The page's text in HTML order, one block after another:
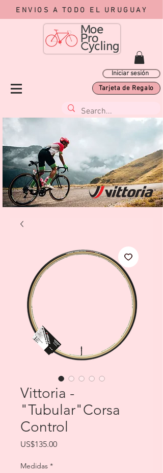
ENVIOS A TODO EL URUGUAY
Tarjeta de Regalo
Iniciar sesión
Vittoria -
"Tubular"Corsa
Control
US$135.00Price
Medidas *